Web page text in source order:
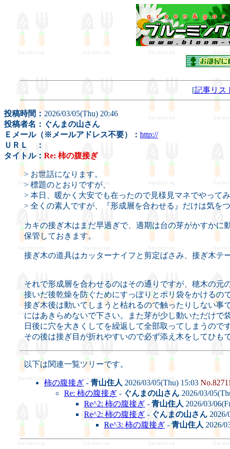
[記事リス
投稿時間：2026/03/05(Thu) 20:46
投稿者名：ぐんまの山さん
Ｅメール（※メールアドレス不要）： http://
ＵＲＬ ：
タイトル： Re: 柿の腹接ぎ
> お世話になります。
> 標題のとおりですが、
> 本日、暖かく大安でも在ったので見様見マネでやってみ
> 全くの素人ですが、『形成層を合わせる』だけは気を
カキの接ぎ木はまだ早過ぎで、適期は台の芽がかすか
保管しておきます。
接ぎ木の道具はカッターナイフと剪定ばさみ、接ぎ木テ
それで形成層を合わせるのはその通りですが、穂木の元
接いだ後乾燥を防ぐためにすっぽりとポリ袋をかけるの
接ぎ木後は動いてしまうと枯れるので触ったりしない
にはあきらめないで下さい。また芽が少し動いただけ
日後に穴を大きくしてを繰返して全部取ってしまうのです
その後は接ぎ目が折れやすいので必ず添え木をしてひも
以下は関連一覧ツリーです。
柿の腹接ぎ - 青山住人 2026/03/05(Thu) 15:03 No.82711
Re: 柿の腹接ぎ - ぐんまの山さん 2026/03/
Re^2: 柿の腹接ぎ - 青山住人 2026/03/
Re^2: 柿の腹接ぎ - ぐんまの山さん 2026/
Re^3: 柿の腹接ぎ -青山住人 2026/